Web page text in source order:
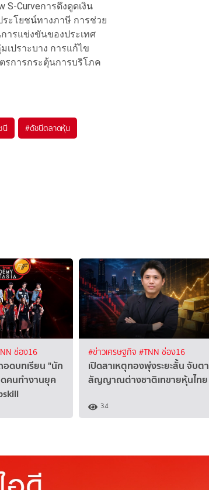
Curveการดึงดูดเงิน
ะโยชน์ทางภาษี การช่วย
ารแข่งขันของประเทศ
ปราะบาง การแก้ไข
การกระตุ้นการบริโภค
นี #ดัชนีตลาดหุ้น
ช่อง16
อดบทเรียน "นัก
คนทำงานยุค
#ข่าวเศรษฐกิจ #TNN ช่อง16
เปิดสาเหตุทองพุ่งระยะสั้น จับตา
สัญญาณต่างชาติเทขายหุ้นไทย
34